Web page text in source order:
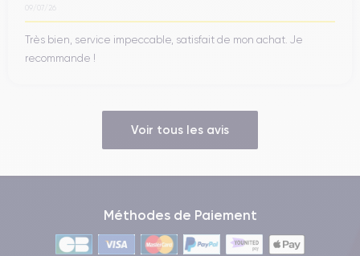
09/07/26
Très bien, service impeccable, satisfait de mon achat. Je
recommande !
Voir tous les avis
Méthodes de Paiement